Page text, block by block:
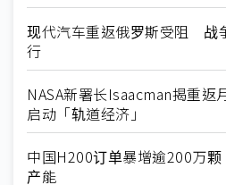
现代汽车重返俄罗斯受阻 战
行
NASA新署长Isaacman揭重
启动「轨道经济」
中国H200订单暴增逾200万
产能